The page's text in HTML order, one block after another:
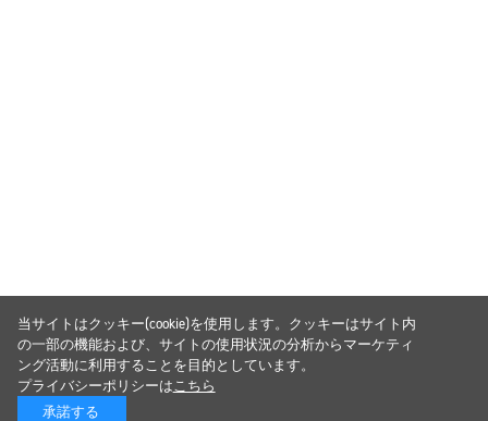
当サイトはクッキー(cookie)を使用します。クッキーはサイト内
の一部の機能および、サイトの使用状況の分析からマーケティ
ング活動に利用することを目的としています。
プライバシーポリシーはこちら
承諾する